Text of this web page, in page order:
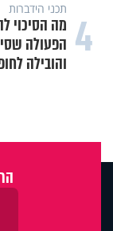
4 תכני הידברות
הפעולה
והובילה